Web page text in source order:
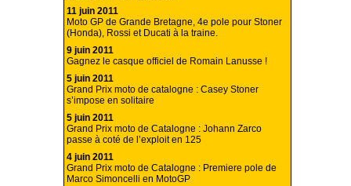
11 juin 2011
Moto GP de Grande Bretagne, 4e pole pour Stoner
(Honda), Rossi et Ducati à la traine.
9 juin 2011
Gagnez le casque officiel de Romain Lanusse !
5 juin 2011
Grand Prix moto de catalogne : Casey Stoner
s’impose en solitaire
5 juin 2011
Grand Prix moto de Catalogne : Johann Zarco
passe à coté de l’exploit en 125
4 juin 2011
Grand Prix moto de Catalogne : Premiere pole de
Marco Simoncelli en MotoGP